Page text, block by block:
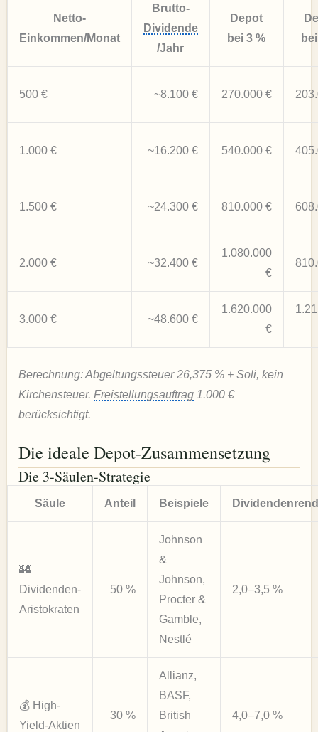
Netto-
Einkommen/Monat
Brutto-
Dividende
/Jahr
Depot
bei 3 %
500 € ~8.100 € 270.000 €
1.000 € ~16.200 € 540.000 €
1.500 € ~24.300 € 810.000 €
2.000 € ~32.400 €
1.080.000
€
3.000 € ~48.600 €
1.620.000
€
Berechnung: Abgeltungssteuer 26,375 % + Soli, kein
Kirchensteuer. Freistellungsauftrag1.000 €
berücksichtigt.
Die ideale Depot-Zusammensetzung
Die 3-Säulen-Strategie
Säule Anteil Beispiele
🏰
Dividenden-
Aristokraten
50 %
Johnson
&
Johnson,
Procter &
Gamble,
Nestlé
2,0–3,5 %
💰 High-
Yield-Aktien
30 %
Allianz,
BASF,
British
4,0–7,0 %